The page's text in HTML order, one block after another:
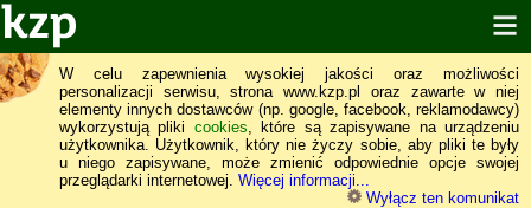
W celu zapewnienia wysokiej jakości oraz możliwości
personalizacji serwisu, strona www.kzp.pl oraz zawarte w niej
elementy innych dostawców (np. google, facebook, reklamodawcy)
wykorzystują pliki cookies, które są zapisywane na urządzeniu
użytkownika. Użytkownik, który nie życzy sobie, aby pliki te były
u niego zapisywane, może zmienić odpowiednie opcje swojej
przeglądarki internetowej. Więcej informacji...
Wyłącz ten komunikat